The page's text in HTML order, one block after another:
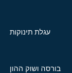
עגלת תינוקות
בורסה ושוק ההון